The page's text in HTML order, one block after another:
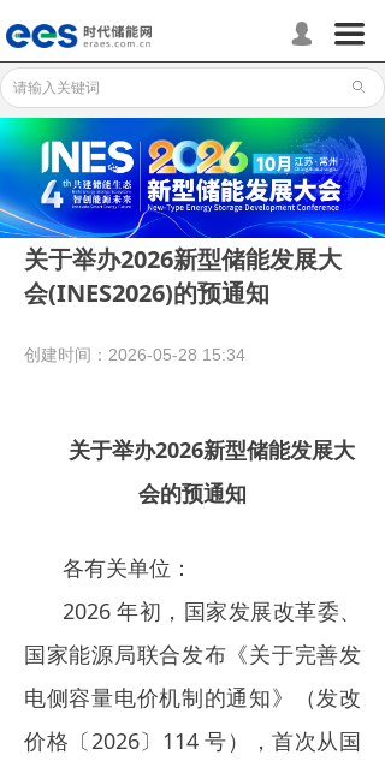
끀
首页
储能分会
储能政策
储能应用
储能技术
标准体系
行业动态
国际储能
电力市场
招中标信息
넙
ꄙ
关于举办2026新型储能发展大
会(INES2026)的预通知
关于举办2026新型储能发展大
会的预通知
各有关单位：
2026 年初，国家发展改革委、
国家能源局联合发布《关于完善发
电侧容量电价机制的通知》（发改
价格〔2026〕114 号），首次从国
创建时间： 2026-05-28 15:34